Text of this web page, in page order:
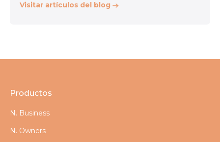
Visitar artículos del blog
Productos
N. Business
N. Owners